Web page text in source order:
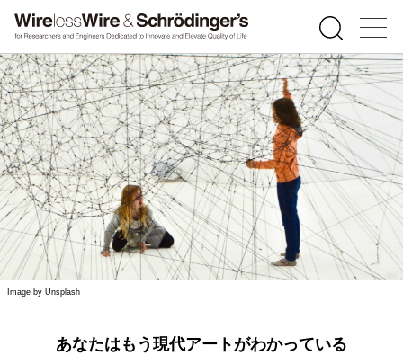
Image by Unsplash
あなたはもう現代アートがわかっている